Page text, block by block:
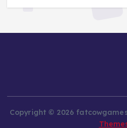
Copyright © 2026